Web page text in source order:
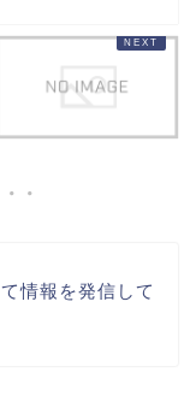
情報を発信して